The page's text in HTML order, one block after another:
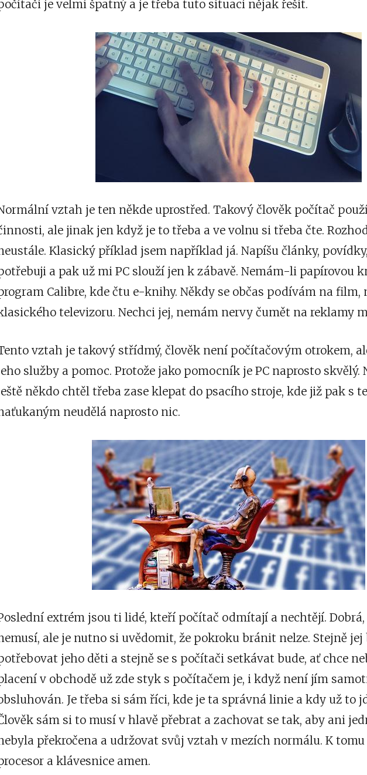
je velmi špatný a je třeba tuto situaci nějak řešit.
vztah je ten někde uprostřed. Takový člověk počítač
ale jinak jen když je to třeba a ve volnu si třeba čte.
Klasický příklad jsem například já. Napíšu články,
a pak už mi PC slouží jen k zábavě. Nemám-li papírovou
Calibre, kde čtu e-knihy. Někdy se občas podívám na film,
televizoru. Nechci jej, nemám nervy čumět na reklamy
vztah je takový střídmý, člověk není počítačovým otrokem,
služby a pomoc. Protože jako pomocník je PC naprosto skvělý.
někdo chtěl třeba zase klepat do psacího stroje, kde již pak s
neudělá naprosto nic.
extrém jsou ti lidé, kteří počítač odmítají a nechtějí.
ale je nutno si uvědomit, že pokroku bránit nelze. Stejně jej
jeho děti a stejně se s počítači setkávat bude, ať chce
v obchodě už zde styk s počítačem je, i když není jím
Je třeba si sám říci, kde je ta správná linie a kdy už to
sám si to musí v hlavě přebrat a zachovat se tak, aby ani
překročena a udržovat svůj vztah v mezích normálu. K
a klávesnice amen.